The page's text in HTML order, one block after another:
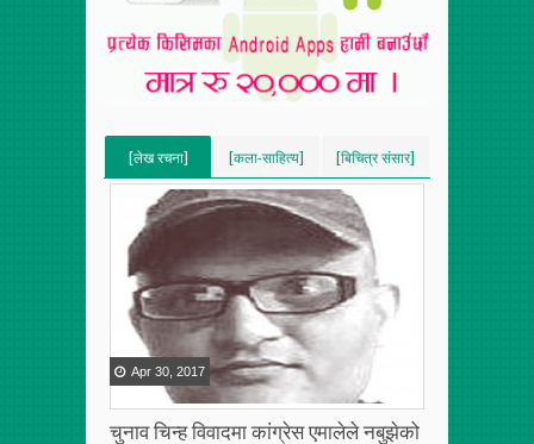
[लेख रचना]
[VERTICAL]
[RECENT][5]
[कला-साहित्य]
[VERTICAL]
[बिचित्र संसार]
[VERTICAL]
[RECENT][5]
चुनाव चिन्ह विवादमा कांग्रेस एमालेले नबुझेको
Apr 30 2017